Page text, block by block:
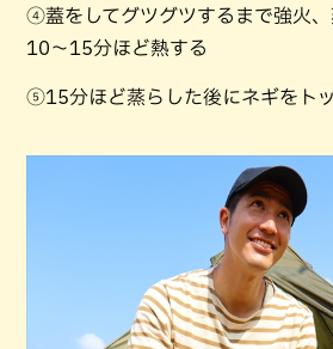
④蓋をしてグツグツするまで強火
10～15分ほど熱する
⑤15分ほど蒸らした後にネギをト